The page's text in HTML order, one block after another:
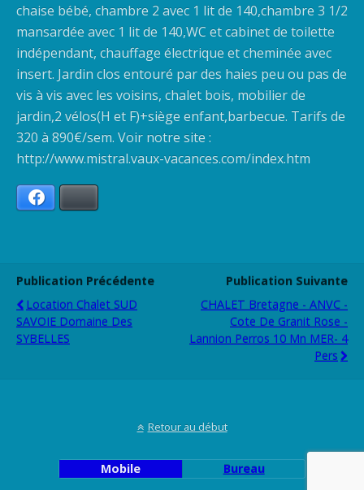
chaise bébé, chambre 2 avec 1 lit de 140,chambre 3 1/2
mansardée avec 1 lit de 140,WC et cabinet de toilette
indépendant, chauffage électrique et cheminée avec
insert. Jardin clos entouré par des haies peu ou pas de
vis à vis avec les voisins, chalet bois, mobilier de
jardin,2 vélos(H et F)+siège enfant,barbecue. Tarifs de
320 à 890€/sem. Voir notre site :
http://www.mistral.vaux-vacances.com/index.htm
Publication Précédente
Location Chalet SUD
SAVOIE Domaine Des
SYBELLES
Publication Suivante
CHALET Bretagne - ANVC -
Cote De Granit Rose -
Lannion Perros 10 Mn MER- 4
Pers
Retour au début
Mobile Bureau